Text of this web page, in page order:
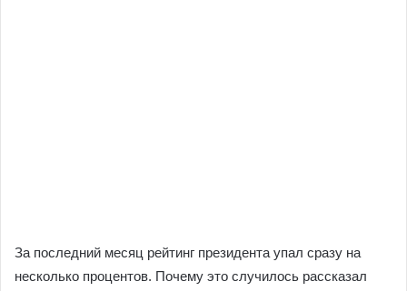
За последний месяц рейтинг президента упал сразу на
несколько процентов. Почему это случилось рассказал